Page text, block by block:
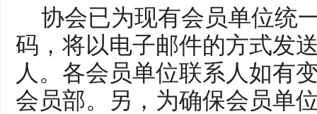
协会已为现有会员单位统
码， 将以电子邮件的方式发
人。各会员单位联系人如有
会员部。 另， 为确保会员单